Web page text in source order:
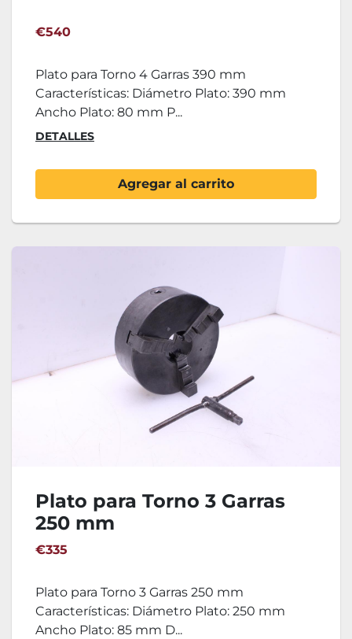
€540
Plato para Torno 4 Garras 390 mm
Características: Diámetro Plato: 390 mm
Ancho Plato: 80 mm P...
DETALLES
Agregar al carrito
Plato para Torno 3 Garras
250 mm
€335
Plato para Torno 3 Garras 250 mm
Características: Diámetro Plato: 250 mm
Ancho Plato: 85 mm D...